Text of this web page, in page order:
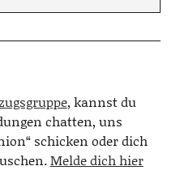
, kannst du
chatten, uns
schicken oder dich
Melde dich hier